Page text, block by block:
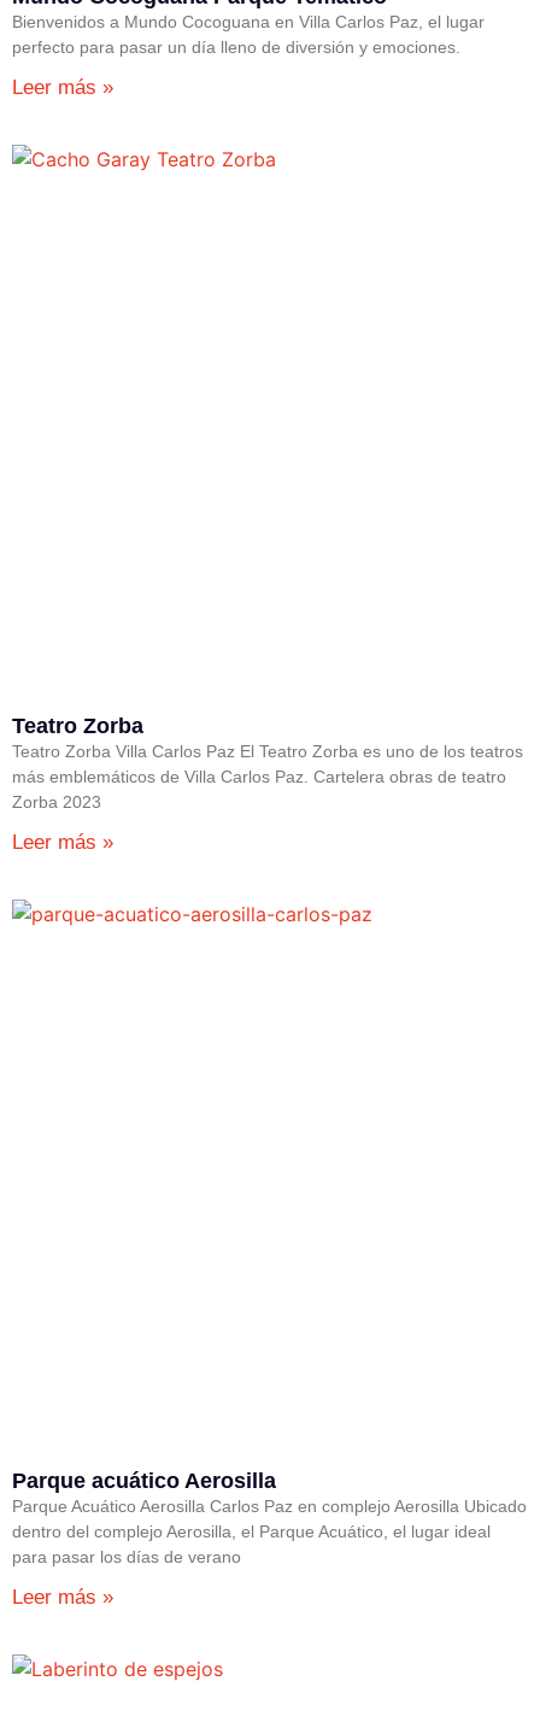
Bienvenidos a Mundo Cocoguana en Villa Carlos Paz, el lugar
perfecto para pasar un día lleno de diversión y emociones.
Leer más »
Teatro Zorba
Teatro Zorba Villa Carlos Paz El Teatro Zorba es uno de los teatros
más emblemáticos de Villa Carlos Paz. Cartelera obras de teatro
Zorba 2023
Leer más »
Parque acuático Aerosilla
Parque Acuático Aerosilla Carlos Paz en complejo Aerosilla Ubicado
dentro del complejo Aerosilla, el Parque Acuático, el lugar ideal
para pasar los días de verano
Leer más »